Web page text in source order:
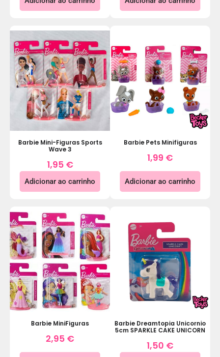
Barbie Mini-Figuras Sports
Wave 3
1,95 €
Adicionar ao carrinho
Barbie Pets Minifiguras
1,99 €
Adicionar ao carrinho
Barbie MiniFiguras
2,95 €
Barbie Dreamtopia Unicornio
5cm SPARKLE CAKE UNICORN
1,50 €